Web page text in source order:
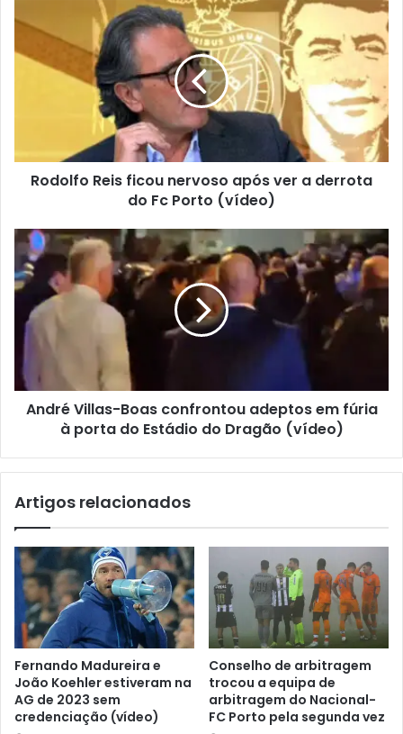
Rodolfo Reis ficou nervoso após ver a derrota
do Fc Porto (vídeo)
André Villas-Boas confrontou adeptos em fúria
à porta do Estádio do Dragão (vídeo)
Artigos relacionados
Fernando Madureira e
João Koehler estiveram na
AG de 2023 sem
credenciação (vídeo)
Conselho de arbitragem
trocou a equipa de
arbitragem do Nacional-
FC Porto pela segunda vez